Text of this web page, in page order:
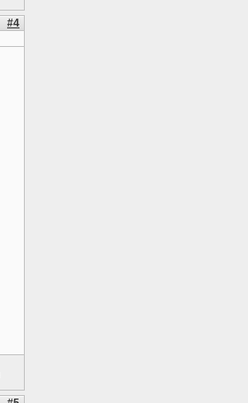
#4